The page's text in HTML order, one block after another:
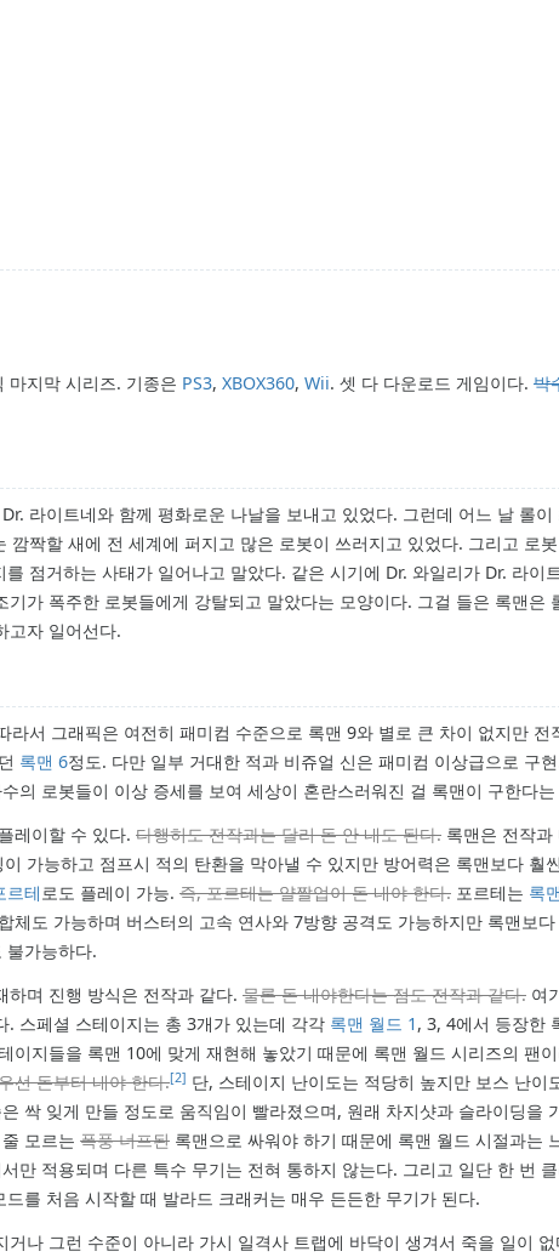
마지막 시리즈. 기종은 PS3, XBOX360, Wii. 셋 다 다운로드 게임이다. 박
라이트네와 함께 평화로운 나날을 보내고 있었다. 그런데 어느 날 롤이
짝할 새에 전 세계에 퍼지고 많은 로봇이 쓰러지고 있었다. 그리고 로
점거하는 사태가 일어나고 말았다. 같은 시기에 Dr. 와일리가 Dr. 라이
가 폭주한 로봇들에게 강탈되고 말았다는 모양이다. 그걸 들은 록맨은
고자 일어선다.
서 그래픽은 여전히 패미컴 수준으로 록맨 9와 별로 큰 차이 없지만 전
록맨 6정도. 다만 일부 거대한 적과 비쥬얼 신은 패미컴 이상급으로 구
의 로봇들이 이상 증세를 보여 세상이 혼란스러워진 걸 록맨이 구한다는
레이할 수 있다. 다행히도 전작과는 달리 돈 안 내도 된다. 록맨은 전작
가능하고 점프시 적의 탄환을 막아낼 수 있지만 방어력은 록맨보다 훨
르테로도 플레이 가능. 즉, 포르테는 얄짤업이 돈 내야 한다. 포르테는 록
도 가능하며 버스터의 고속 연사와 7방향 공격도 가능하지만 록맨보
불가능하다.
하며 진행 방식은 전작과 같다. 물론 돈 내야한다는 점도 전작과 같다. 여
스페셜 스테이지는 총 3개가 있는데 각각 록맨 월드 1 , 3, 4에서 등장한
이지들을 록맨 10에 맞게 재현해 놓았기 때문에 록맨 월드 시리즈의 팬
선 돈부터 내야 한다.[2] 단, 스테이지 난이도는 적당히 높지만 보스 난이
싹 잊게 만들 정도로 움직임이 빨라졌으며, 원래 차지샷과 슬라이딩을
모르는 폭풍 너프된 록맨으로 싸워야 하기 때문에 록맨 월드 시절과는
만 적용되며 다른 특수 무기는 전혀 통하지 않는다. 그리고 일단 한 번
를 처음 시작할 때 발라드 크래커는 매우 든든한 무기가 된다.
거나 그런 수준이 아니라 가시 일격사 트랩에 바닥이 생겨서 죽을 일이